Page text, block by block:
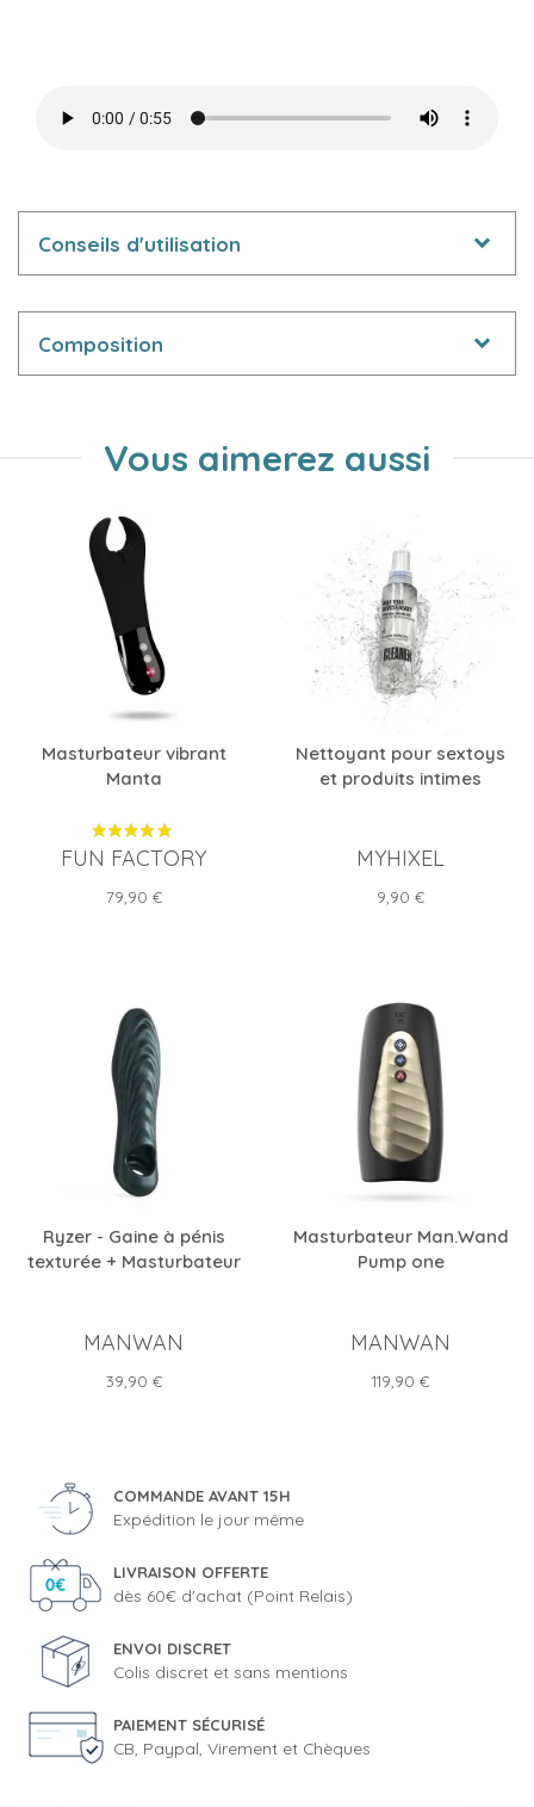
Conseils d'utilisation
Composition
Vous aimerez aussi
Masturbateur vibrant
Manta
FUN FACTORY
Prix
79,90 €
Nettoyant pour sextoys
et produits intimes
MYHIXEL
Prix
9,90 €
Ryzer - Gaine à pénis
texturée + Masturbateur
MANWAN
Prix
39,90 €
Masturbateur Man.Wand
Pump one
MANWAN
Prix
119,90 €
COMMANDE AVANT 15H
Expédition le jour même
LIVRAISON OFFERTE
dès 60€ d'achat (Point Relais)
ENVOI DISCRET
Colis discret et sans mentions
PAIEMENT SÉCURISÉ
CB, Paypal, Virement et Chèques